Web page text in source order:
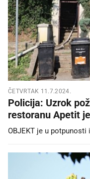
ČETVRTAK 11.7.2024.
Policija: Uzrok
restoranu Apetit
OBJEKT je u potpunosti